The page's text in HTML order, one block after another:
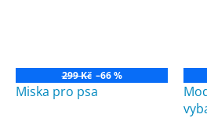
299 Kč –66 %
Miska pro psa